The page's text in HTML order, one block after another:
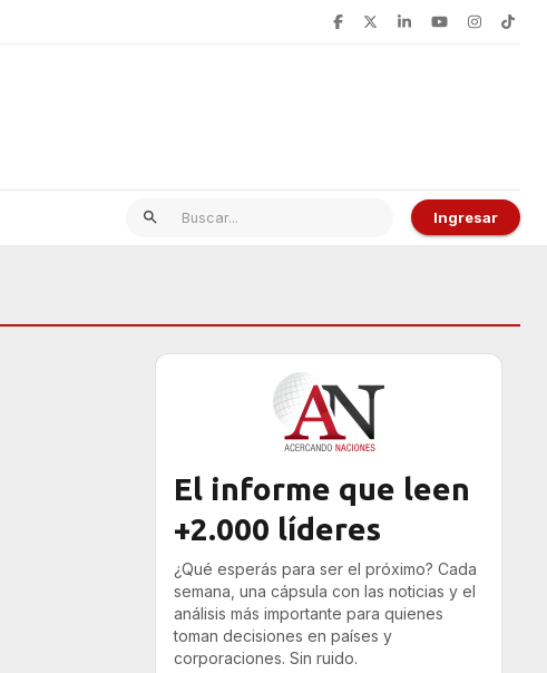
Ingresar
El informe que leen
+2.000 líderes
¿Qué esperás para ser el próximo? Cada
semana, una cápsula con las noticias y el
análisis más importante para quienes
toman decisiones en países y
corporaciones. Sin ruido.